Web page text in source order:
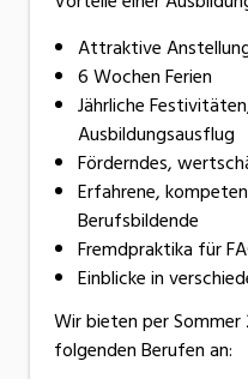
Attraktive
6 Wochen Ferien
Jährliche
Ausbildungsausflug
Förderndes,
Erfahrene,
Berufsbildende
Fremdpraktika für
Einblicke in
Wir bieten per
folgenden Berufen an: